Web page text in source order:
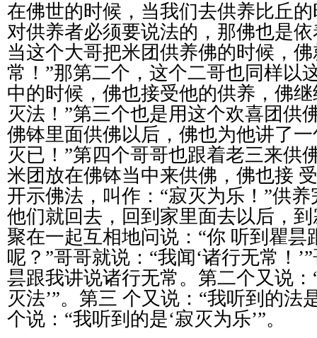
在佛世的时候，当我们去供养比丘
对供养者必须要说法的，那佛也是
当这个大哥把米团供养佛的时候，
常！ ”那第二个，这个二哥也同样以
中的时候，佛也接受他的供养，佛
灭法！ ”第三个也是用这个欢喜团供
佛钵里面供佛以后，佛也为他讲了
灭已！ ”第四个哥哥也跟着老三来供
米团放在佛钵当中来供佛，佛也接
开示佛法，叫作： “寂灭为乐！ ”供养
他们就回去，回到家里面去以后，
聚在一起互相地问说： “你 听到瞿昙
呢？ ”哥哥就说： “我闻 ‘诸行无常！ ’”
昙跟我讲说诸行无常。第二个又说：
灭法’”。第三 个又说： “我听到的法
个说： “我听到的是‘寂灭为乐’”。